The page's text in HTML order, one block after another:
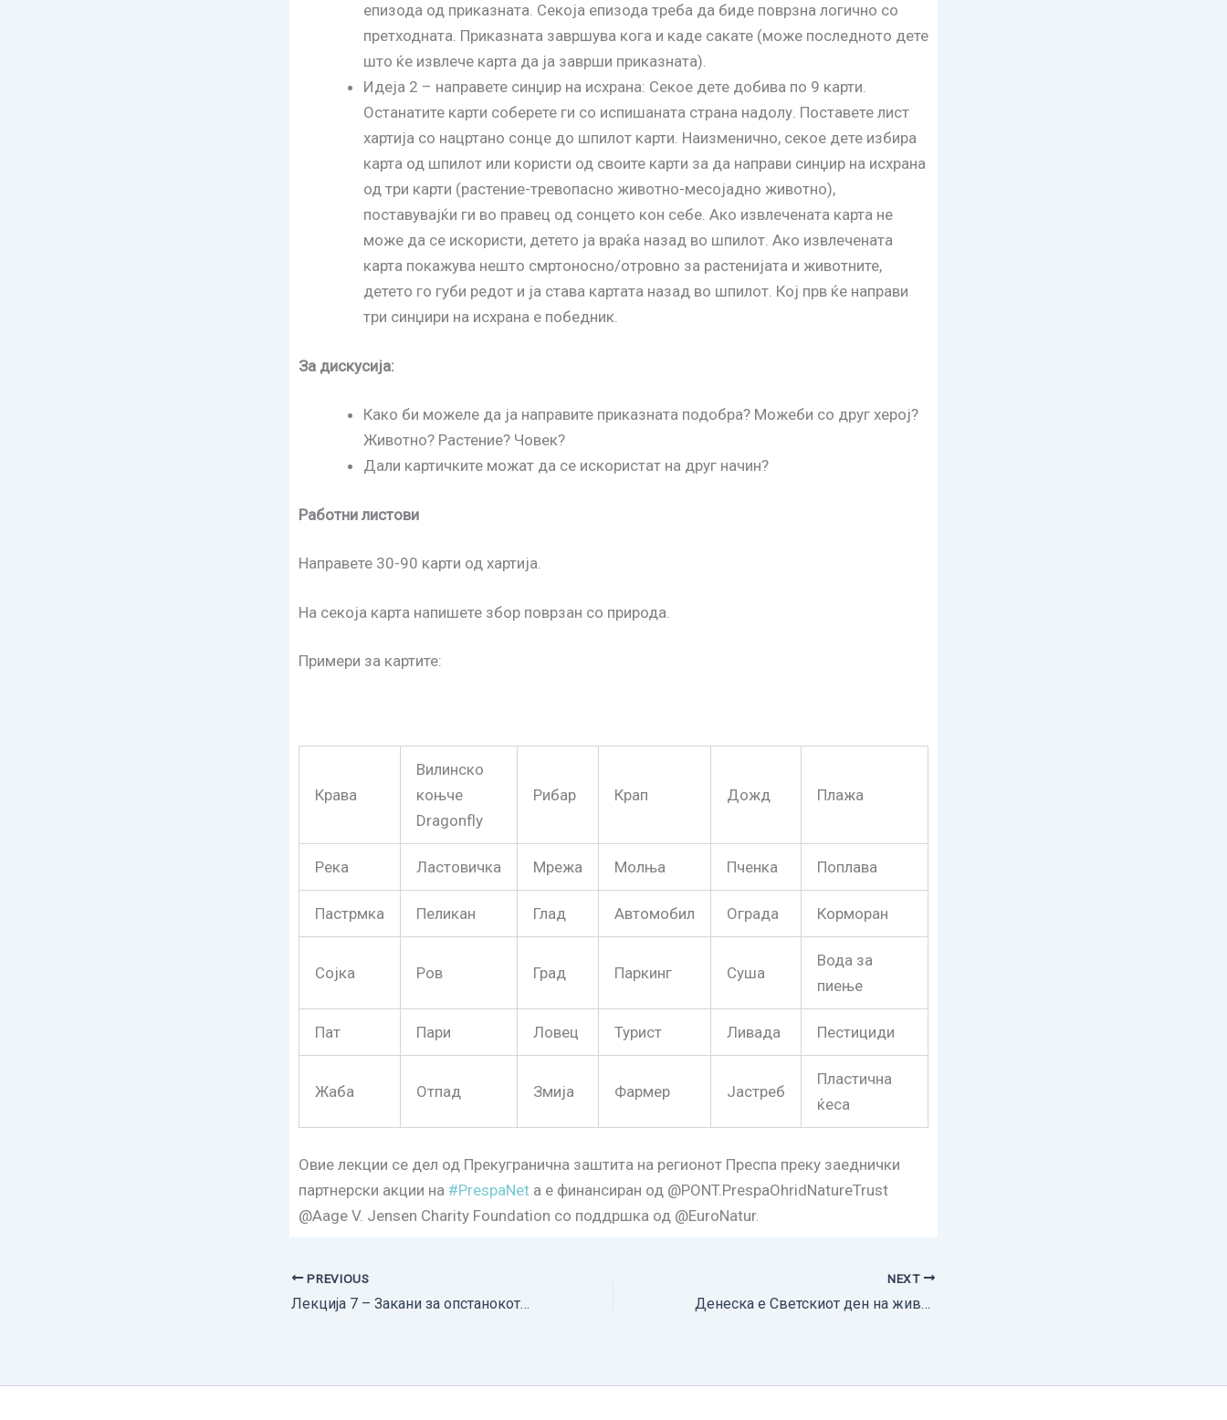
епизода од приказната. Секоја епизода треба да биде поврзна логично со
претходната. Приказната завршува кога и каде сакате (може последното дете
што ќе извлече карта да ја заврши приказната).
Идеја 2 – направете синџир на исхрана: Секое дете добива по 9 карти.
Останатите карти соберете ги со испишаната страна надолу. Поставете лист
хартија со нацртано сонце до шпилот карти. Наизменично, секое дете избира
карта од шпилот или користи од своите карти за да направи синџир на исхрана
од три карти (растение-тревопасно животно-месојадно животно),
поставувајќи ги во правец од сонцето кон себе. Ако извлечената карта не
може да се искористи, детето ја враќа назад во шпилот. Ако извлечената
карта покажува нешто смртоносно/отровно за растенијата и животните,
детето го губи редот и ја става картата назад во шпилот. Кој прв ќе направи
три синџири на исхрана е победник.
За дискусија:
Како би можеле да ја направите приказната подобра? Можеби со друг херој?
Животно? Растение? Човек?
Дали картичките можат да се искористат на друг начин?
Работни листови
Направете 30-90 карти од хартија.
На секоја карта напишете збор поврзан со природа.
Примери за картите:
Крава
Вилинско
коњче
Dragonfly
Рибар Крап Дожд Плажа
Река Ластовичка Мрежа Молња Пченка Поплава
Пастрмка Пеликан Глад Автомобил Ограда Корморан
Сојка Ров Град Паркинг Суша
Вода за
пиење
Пат Пари Ловец Турист Ливада Пестициди
Жаба Отпад Змија Фармер Јастреб
Пластична
ќеса
Овие лекции се дел од Прекугранична заштита на регионот Преспа преку заеднички
партнерски акции на #PrespaNet а е финансиран од @PONT.PrespaOhridNatureTrust
@Aage V. Jensen Charity Foundation со поддршка од @EuroNatur.
PREVIOUS
Лекција 7 – Закани за опстанокот на рисот
NEXT
Денеска е Светскиот ден на животната средина, МЕД се приклучува на пораките од светот под мотото „Време е за природата“